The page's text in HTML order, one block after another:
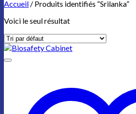
Accueil / Produits identifiés “Srilanka”
Voici le seul résultat